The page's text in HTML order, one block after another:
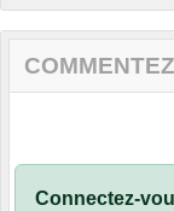
Connectez-